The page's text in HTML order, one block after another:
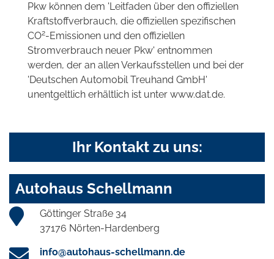
Pkw können dem 'Leitfaden über den offiziellen
Kraftstoffverbrauch, die offiziellen spezifischen
CO2-Emissionen und den offiziellen
Stromverbrauch neuer Pkw' entnommen
werden, der an allen Verkaufsstellen und bei der
'Deutschen Automobil Treuhand GmbH'
unentgeltlich erhältlich ist unter www.dat.de.
Ihr Kontakt zu uns:
Autohaus Schellmann
Göttinger Straße 34
37176 Nörten-Hardenberg
info@autohaus-schellmann.de